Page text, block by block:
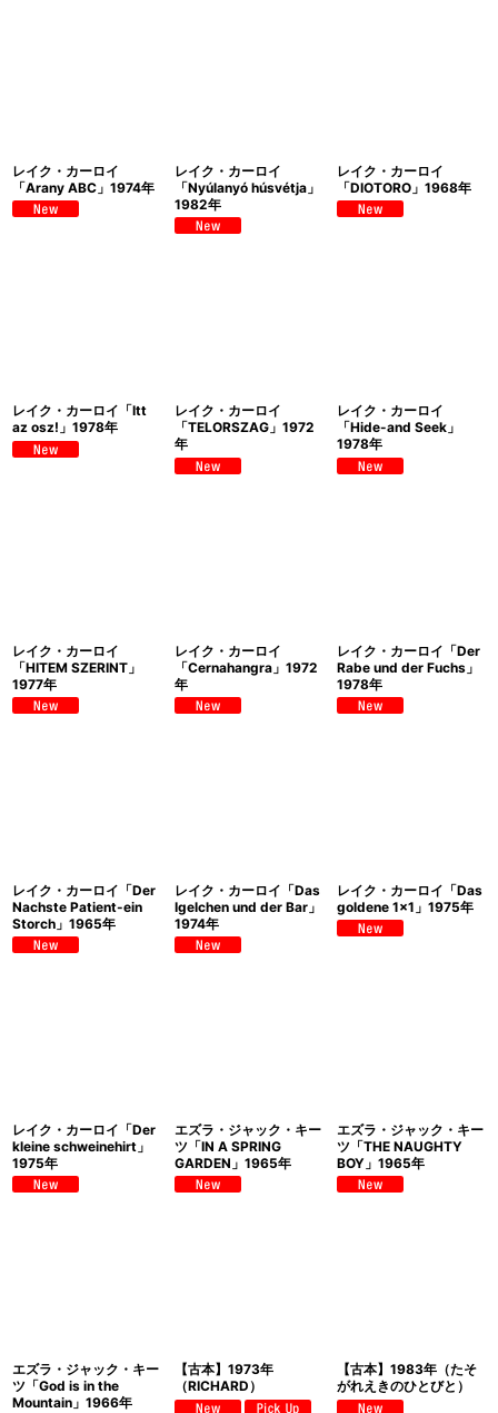
レイク・カーロイ
「Arany ABC」1974年
レイク・カーロイ
「Nyúlanyó húsvétja」
1982年
レイク・カーロイ
「DIOTORO」1968年
レイク・カーロイ「Itt
az osz!」1978年
レイク・カーロイ
「TELORSZAG」1972
年
レイク・カーロイ
「Hide-and Seek」
1978年
レイク・カーロイ
「HITEM SZERINT」
1977年
レイク・カーロイ
「Cernahangra」1972
年
レイク・カーロイ「Der
Rabe und der Fuchs」
1978年
レイク・カーロイ「Der
Nachste Patient-ein
Storch」1965年
レイク・カーロイ「Das
Igelchen und der Bar」
1974年
レイク・カーロイ「Das
goldene 1x1」1975年
レイク・カーロイ「Der
kleine schweinehirt」
1975年
エズラ・ジャック・キー
ツ「IN A SPRING
GARDEN」1965年
エズラ・ジャック・キー
ツ「THE NAUGHTY
BOY」1965年
エズラ・ジャック・キー
ツ「God is in the
Mountain」1966年
【古本】1973年
（RICHARD）
【古本】1983年（たそ
がれえきのひとびと）